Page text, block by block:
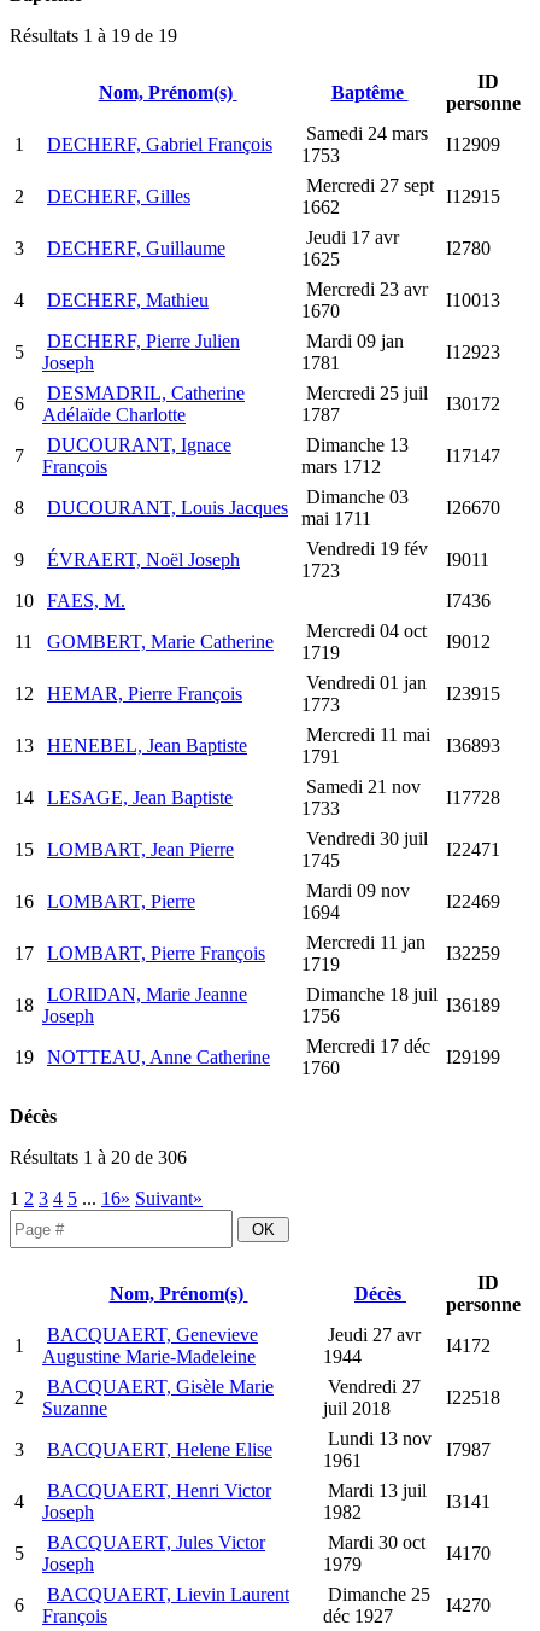
Résultats 1 à 19 de 19
Nom, Prénom(s) Baptême
ID
personne
1
DECHERF, Gabriel François
Samedi 24 mars
1753
I12909
2 DECHERF, Gilles
Mercredi 27 sept
1662
I12915
3 DECHERF, Guillaume
Jeudi 17 avr
1625
I2780
4 DECHERF, Mathieu
Mercredi 23 avr
1670
I10013
5
DECHERF, Pierre Julien
Joseph
Mardi 09 jan
1781
I12923
6
DESMADRIL, Catherine
Adélaïde Charlotte
Mercredi 25 juil
1787
I30172
7
DUCOURANT, Ignace
François
Dimanche 13
mars 1712
I17147
8 DUCOURANT, Louis Jacques
Dimanche 03
mai 1711
I26670
9 ÉVRAERT, Noël Joseph
Vendredi 19 fév
1723
I9011
10
FAES, M.
I7436
11
GOMBERT, Marie Catherine
Mercredi 04 oct
1719
I9012
12 HEMAR, Pierre François
Vendredi 01 jan
1773
I23915
13 HENEBEL, Jean Baptiste
Mercredi 11 mai
1791
I36893
14 LESAGE, Jean Baptiste
Samedi 21 nov
1733
I17728
15 LOMBART, Jean Pierre
Vendredi 30 juil
1745
I22471
16 LOMBART, Pierre
Mardi 09 nov
1694
I22469
17 LOMBART, Pierre François
Mercredi 11 jan
1719
I32259
18
LORIDAN, Marie Jeanne
Joseph
Dimanche 18 juil
1756
I36189
19 NOTTEAU, Anne Catherine
Mercredi 17 déc
1760
I29199
Décès
Résultats 1 à 20 de 306
1 2 3 4 5 ... 16» Suivant»
Nom, Prénom(s) Décès
ID
personne
1
BACQUAERT, Genevieve
Augustine Marie-Madeleine
Jeudi 27 avr
1944
I4172
2
BACQUAERT, Gisèle Marie
Suzanne
Vendredi 27
juil 2018
I22518
3 BACQUAERT, Helene Elise
Lundi 13 nov
1961
I7987
4
BACQUAERT, Henri Victor
Joseph
Mardi 13 juil
1982
I3141
5
BACQUAERT, Jules Victor
Joseph
Mardi 30 oct
1979
I4170
6
BACQUAERT, Lievin Laurent
François
Dimanche 25
déc 1927
I4270